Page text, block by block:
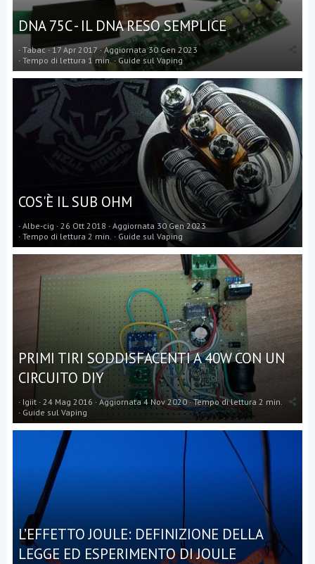
DNA 75C - IL DNA RESO SEMPLICE
Tabac 17 Apr 2017 Aggiornata30 Gen 2023
Tempo di lettura 1 min.
Guide sul Vaping
COS'È IL SUB OHM
Albe-cig 26 Ott 2018 Aggiornata 30 Gen 2023
Tempo di lettura 2 min.
Guide sul Vaping
PRIMI TIRI SODDISFACENTI A 40W CON UN
CIRCUITO DIY
Igiit 24 Mag 2016 Aggiornata 4 Nov 2020 Tempo di lettura 2 min.
Guide sul Vaping
L’EFFETTO JOULE: DEFINIZIONE DELLA
LEGGE ED ESPERIMENTO DI JOULE